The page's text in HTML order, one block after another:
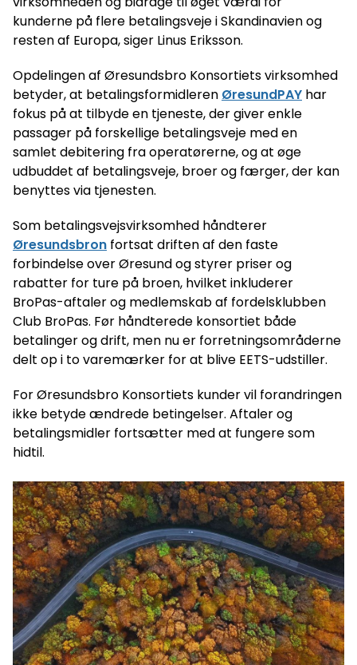
kunderne på flere betalingsveje i Skandinavien og
resten af Europa, siger Linus Eriksson.
Opdelingen af ​​Øresundsbro Konsortiets virksomhed
betyder, at betalingsformidleren ØresundPAY har
fokus på at tilbyde en tjeneste, der giver enkle
passager på forskellige betalingsveje med en
samlet debitering fra operatørerne, og at øge
udbuddet af betalingsveje, broer og færger, der kan
benyttes via tjenesten.
Som betalingsvejsvirksomhed håndterer
Øresundsbron fortsat driften af den faste
forbindelse over Øresund og styrer priser og
rabatter for ture på broen, hvilket inkluderer
BroPas-aftaler og medlemskab af fordelsklubben
Club BroPas. Før håndterede konsortiet både
betalinger og drift, men nu er forretningsområderne
delt op i to varemærker for at blive EETS-udstiller.
For Øresundsbro Konsortiets kunder vil forandringen
ikke betyde ændrede betingelser. Aftaler og
betalingsmidler fortsætter med at fungere som
hidtil.